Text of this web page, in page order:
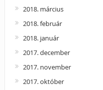
2018. március
2018. február
2018. január
2017. december
2017. november
2017. október